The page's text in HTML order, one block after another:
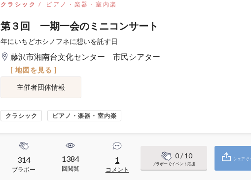
クラシック ピアノ・楽器・室内楽
第３回 一期一会のミニコンサート
年にいちどホシノフネに想いを託す日
藤沢市湘南台文化センター 市民シアター
[ 地図を見る ]
主催者団体情報
クラシック ピアノ・楽器・室内楽
314
ブラボー
1384
回閲覧
1
コメント
0/ 10
ブラボーでイベント応援
シェアで